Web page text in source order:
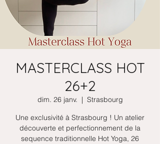
MASTERCLASS HOT
26+2
dim. 26 janv.
  |
Strasbourg
Une exclusivité à Strasbourg ! Un atelier
découverte et perfectionnement de la
sequence traditionnelle Hot Yoga, 26